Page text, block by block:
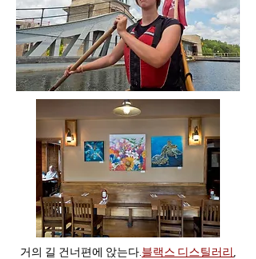
거의 길 건너편에 앉는다.블랙스 디스틸러리 ,